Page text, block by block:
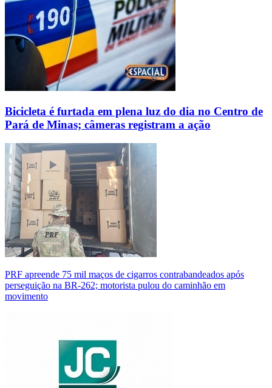
Bicicleta é furtada em plena luz do dia no Centro de
Pará de Minas; câmeras registram a ação
PRF apreende 75 mil maços de cigarros contrabandeados após
perseguição na BR-262; motorista pulou do caminhão em
movimento